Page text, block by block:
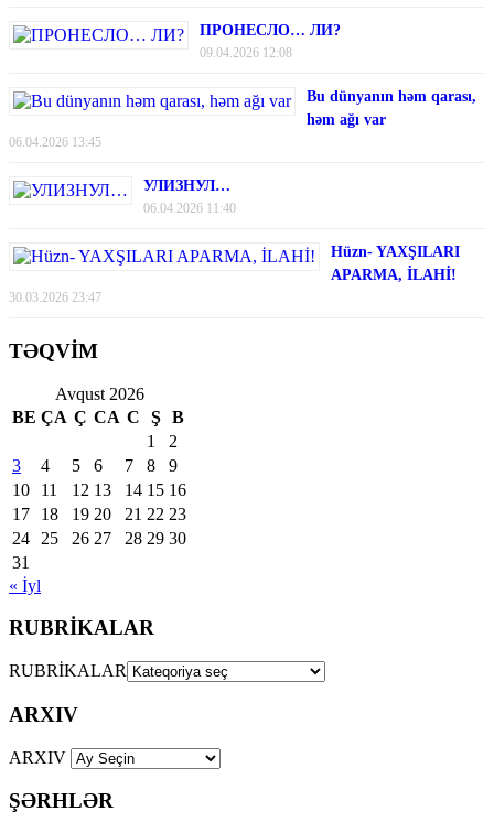
ПРОНЕСЛО… ЛИ?
09.04.2026 12:08
Bu dünyanın həm qarası,
həm ağı var
06.04.2026 13:45
УЛИЗНУЛ…
06.04.2026 11:40
Hüzn- YAXŞILARI
APARMA, İLAHİ!
30.03.2026 23:47
TƏQVİM
Avqust 2026
BE ÇA Ç CA C Ş
B
1
2
3
4 5 6 7 8
9
10
11 12 13 14 15 16
17
18 19 20 21 22 23
24
25 26 27 28 29 30
31
« İyl
RUBRİKALAR
RUBRİKALAR
ARXIV
ARXIV
ŞƏRHLƏR